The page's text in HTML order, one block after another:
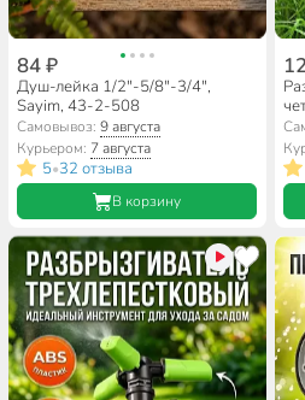
84 ₽
Душ-лейка 1/2"-5/8"-3/4",
Sayim, 43-2-508
Самовывоз:9 августа
Курьером: 7 августа
5•32 отзыва
В корзину